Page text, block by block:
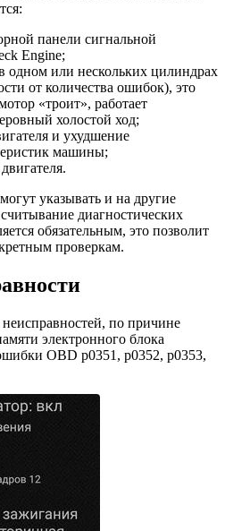
панели сигнальной
Engine;
одном или нескольких цилиндрах
от количества ошибок), это
«троит», работает
холостой ход;
и ухудшение
машины;
указывать и на другие
диагностических
обязательным, это позволит
проверкам.
по причине
электронного блока
OBD p0351, p0352, p0353,